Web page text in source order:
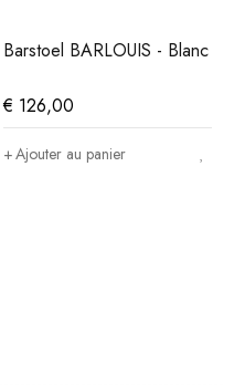
Barstoel BARLOUIS - Blanc
€ 126,00
Ajouter au panier